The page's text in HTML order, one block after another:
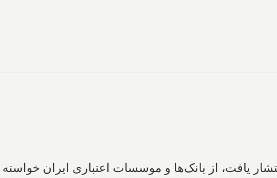
یافت، از بانک‌ها و موسسات اعتباری ایران